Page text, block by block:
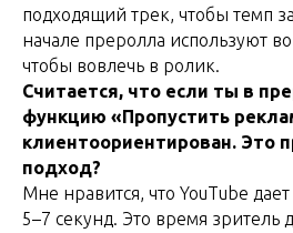
подходящий трек, чтобы темп
начале преролла используют
чтобы вовлечь в ролик.
Считается, что если ты в
функцию «Пропустить
клиентоориентирован. Это
подход?
Мне нравится, что YouTube
5–7 секунд. Это время зритель